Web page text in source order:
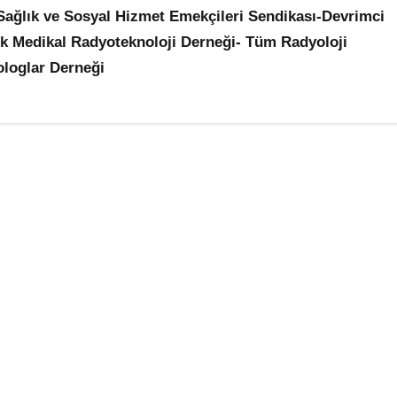
ve Sosyal Hizmet Emekçileri Sendikası-Devrimci
Medikal Radyoteknoloji Derneği- Tüm Radyoloji
Derneği